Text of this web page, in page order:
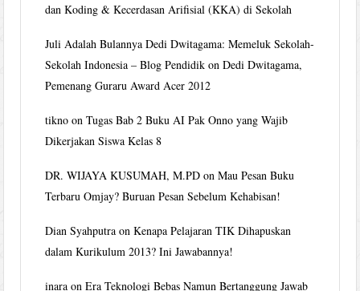
dan Koding & Kecerdasan Arifisial (KKA) di Sekolah
Juli Adalah Bulannya Dedi Dwitagama: Memeluk Sekolah-
Sekolah Indonesia – Blog Pendidik onDedi Dwitagama,
Pemenang Guraru Award Acer 2012
tikno onTugas Bab 2 Buku AI Pak Onno yang Wajib
Dikerjakan Siswa Kelas 8
DR. WIJAYA KUSUMAH, M.PD onMau Pesan Buku
Terbaru Omjay? Buruan Pesan Sebelum Kehabisan!
Dian Syahputra onKenapa Pelajaran TIK Dihapuskan
dalam Kurikulum 2013? Ini Jawabannya!
inara onEra Teknologi Bebas Namun Bertanggung Jawab